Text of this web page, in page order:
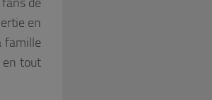
en
famille
en tout